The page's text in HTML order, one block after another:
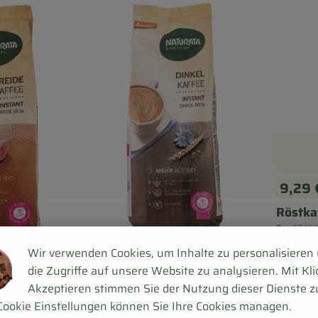
Produkt zum Warenkorb hinzufügen
Produkt zum
,
9,29
Peru,37,16
Wir verwenden Cookies, um Inhalte zu personalisieren
die Zugriffe auf unsere Website zu analysieren. Mit
Akzeptieren stimmen Sie der Nutzung dieser Dienste
Einstellungen können Sie Ihre Cookies managen.